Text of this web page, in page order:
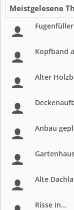
Meistgelesene
Kopfband
Alter
Anbau
Alte
Risse in...